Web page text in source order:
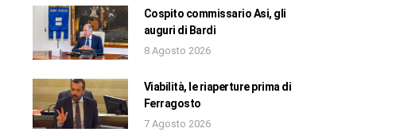
Cospito commissario Asi, gli
auguri di Bardi
8 Agosto 2026
Viabilità, le riaperture prima di
Ferragosto
7 Agosto 2026